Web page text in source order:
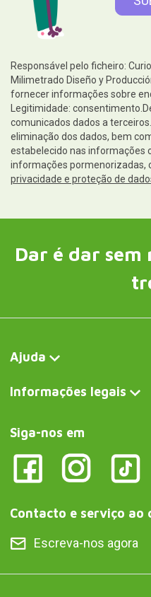
Responsável pelo ficheiro:
Milimetrado Diseño y
fornecer informações sobre
Legitimidade:
comunicados dados a
eliminação dos dados, bem
estabelecido nas informações
informações pormenorizadas,
privacidade e proteção de
Dar é dar sem
Ajuda
Informações legais
Siga-nos em
Contacto e serviço ao
Escreva-nos agora